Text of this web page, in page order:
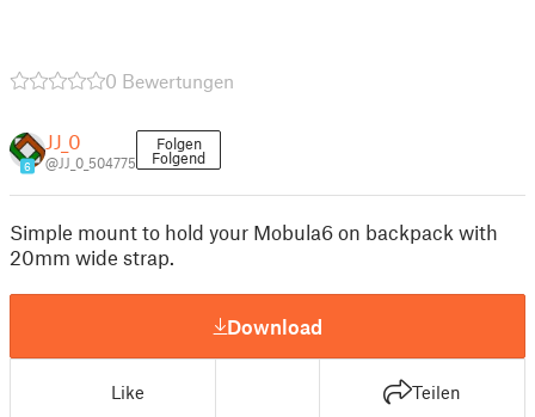
0 Bewertungen
6
JJ_0
@JJ_0_504775
Folgen
Folgend
Simple mount to hold your Mobula6 on backpack with
20mm wide strap.
Download
Like Teilen